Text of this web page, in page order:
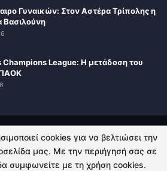
Γυναικών: Στον Αστέρα Τρίπολης η
Βασιλούνη
Champions League: Η μετάδοση του
ΕΠΙΚΟΙΝΩΝΙΑ
cookies για να βελτιώσει την
μας. Με την περιήγησή σας σε
συμφωνείτε με τη χρήση cookies.